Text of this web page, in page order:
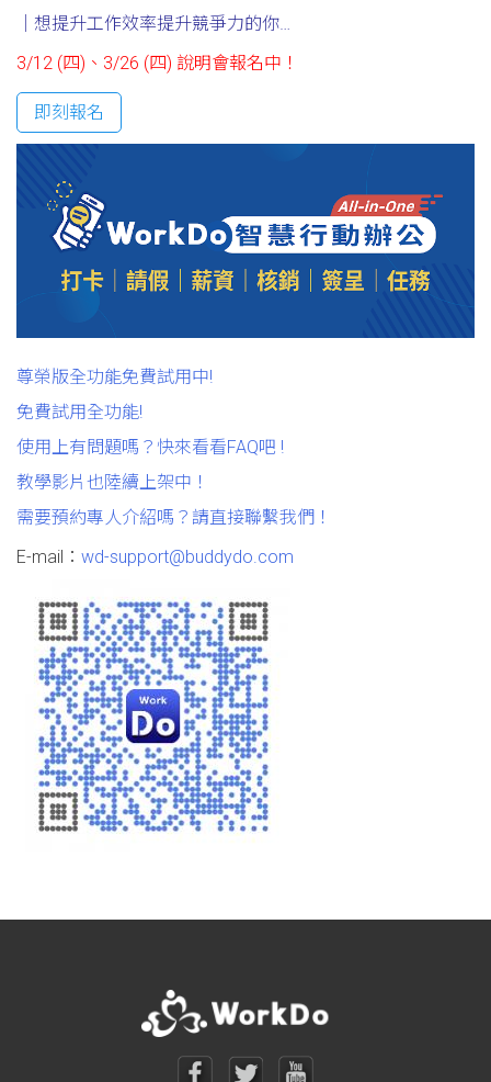
｜想提升工作效率提升競爭力的你…
3/12 (四)、3/26 (四) 說明會報名中！
即刻報名
尊榮版全功能免費試用中!
免費試用全功能!
使用上有問題嗎？快來看看FAQ吧 !
教學影片也陸續上架中！
需要預約專人介紹嗎？請直接聯繫我們！
E-mail： wd-support@buddydo.com